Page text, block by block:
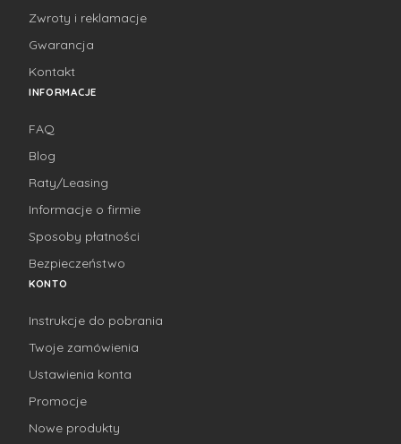
Zwroty i reklamacje
Gwarancja
Kontakt
INFORMACJE
FAQ
Blog
Raty/Leasing
Informacje o firmie
Sposoby płatności
Bezpieczeństwo
KONTO
Instrukcje do pobrania
Twoje zamówienia
Ustawienia konta
Promocje
Nowe produkty